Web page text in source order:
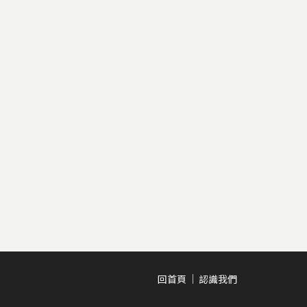
回首頁 認識我們